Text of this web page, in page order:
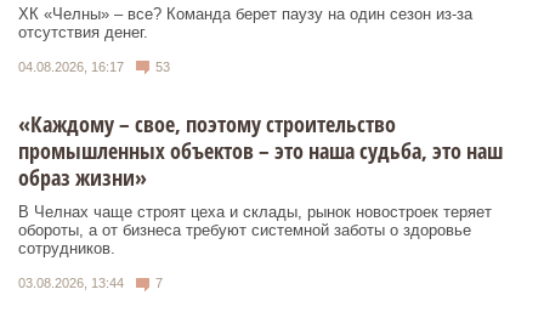
ХК «Челны» – все? Команда берет паузу на один сезон из-за
отсутствия денег.
04.08.2026, 16:17 53
«Каждому – свое, поэтому строительство
промышленных объектов – это наша судьба, это наш
образ жизни»
В Челнах чаще строят цеха и склады, рынок новостроек теряет
обороты, а от бизнеса требуют системной заботы о здоровье
сотрудников.
03.08.2026, 13:44 7